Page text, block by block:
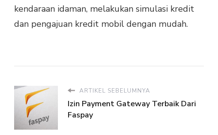
kendaraan idaman, melakukan simulasi kredit
dan pengajuan kredit mobil dengan mudah.
ARTIKEL SEBELUMNYA
Izin Payment Gateway Terbaik Dari
Faspay